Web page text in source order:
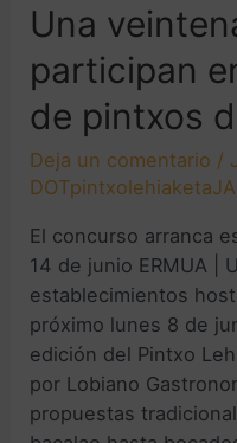
Una
participan
de pintxos
Deja un comentario /
El concurso arranca
14 de junio ERMUA |
establecimientos
próximo lunes 8 de
edición del Pintxo
por Lobiano
propuestas